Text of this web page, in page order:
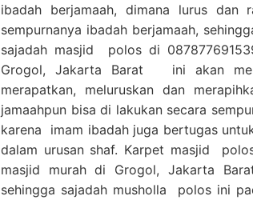
ibadah berjamaah, dimana lurus dan
sempurnanya ibadah berjamaah,
sajadah masjid polos di
Grogol, Jakarta Barat ini akan
merapatkan, meluruskan dan
jamaahpun bisa di lakukan secara
karena imam ibadah juga bertugas
dalam urusan shaf. Karpet masjid
masjid murah di Grogol, Jakarta
sehingga sajadah musholla polos ini